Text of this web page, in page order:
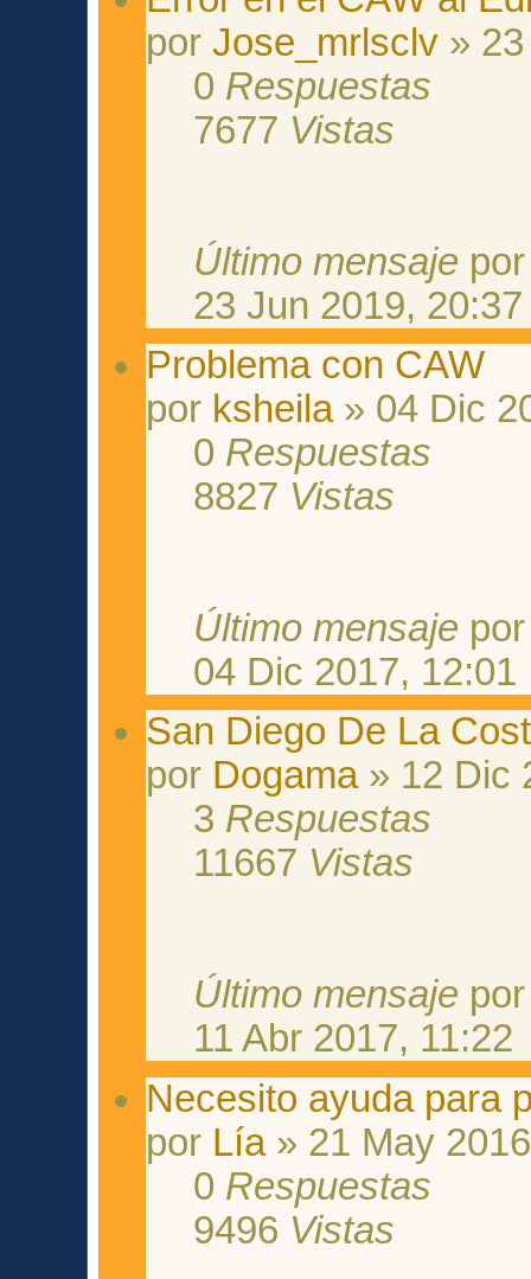
porJose_mrlsclv »
0 Respuestas
7677 Vistas
Último mensaje
23 Jun 2019, 20:37
Problema con CAW
por ksheila» 04 Dic
0 Respuestas
8827 Vistas
Último mensaje
04 Dic 2017, 12:01
San Diego De La
por Dogama» 12 Dic
3 Respuestas
11667 Vistas
Último mensaje
11 Abr 2017, 11:22
Necesito ayuda para
por Lía» 21 May
0 Respuestas
9496 Vistas